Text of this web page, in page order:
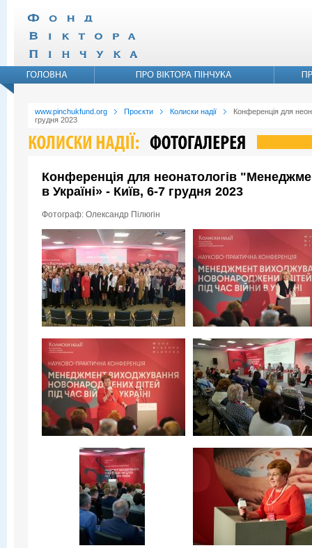
www.pinchukfund.org Проєкти Колиски надії
Конференція для
грудня 2023
Конференція для неонатологів
в Україні» - Київ, 6-7 грудня 2023
Фотограф: Олександр Пілюгін